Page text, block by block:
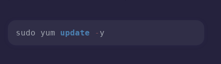
sudo yum update - y